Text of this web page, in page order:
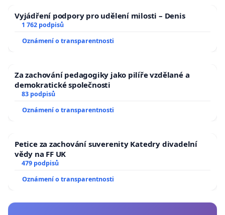
Vyjádření podpory pro udělení milosti – Denis
1 762 podpisů
Oznámení o transparentnosti
Za zachování pedagogiky jako pilíře vzdělané a
demokratické společnosti
83 podpisů
Oznámení o transparentnosti
Petice za zachování suverenity Katedry divadelní
vědy na FF UK
479 podpisů
Oznámení o transparentnosti